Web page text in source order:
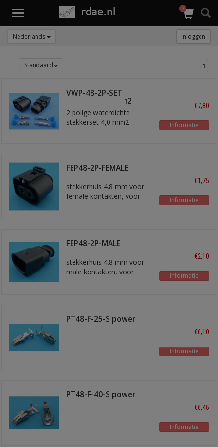
Toggle
0
Nederlands Inloggen
Standaard 1
VWP-48-2P-SET
stekkerset 4 mm2
2 polige waterdichte
stekkerset 4,0 mm2
€7,80
Informatie
FEP48-2P-FEMALE
stekkerhuis 4.8 mm voor
female kontakten, voor
€1,75
Informatie
FEP48-2P-MALE
stekkerhuis 4.8 mm voor
male kontakten, voor
€2,10
Informatie
PT48-F-25-S power
€6,10
Informatie
PT48-F-40-S power
€6,45
Informatie